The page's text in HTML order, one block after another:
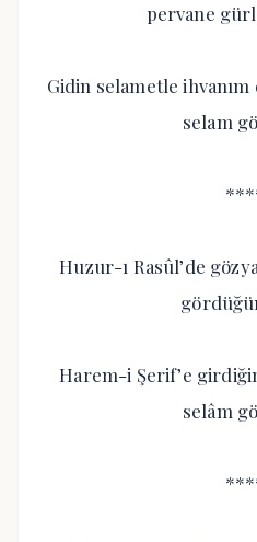
pervane
Gidin selametle
selam
Huzur-ı Rasûl’de
Harem-i Şerif’e
selâm